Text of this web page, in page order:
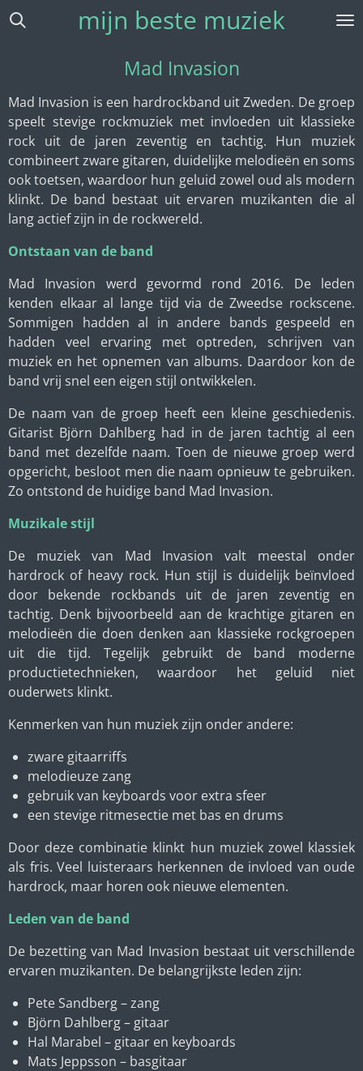
Ga
hoofdinhoud
mijn beste muziek
Mad Invasion
Mad Invasion is een hardrockband uit Zweden. De groep
speelt stevige rockmuziek met invloeden uit klassieke
rock uit de jaren zeventig en tachtig. Hun muziek
combineert zware gitaren, duidelijke melodieën en soms
ook toetsen, waardoor hun geluid zowel oud als modern
klinkt. De band bestaat uit ervaren muzikanten die al
lang actief zijn in de rockwereld.
Ontstaan van de band
Mad Invasion werd gevormd rond 2016. De leden
kenden elkaar al lange tijd via de Zweedse rockscene.
Sommigen hadden al in andere bands gespeeld en
hadden veel ervaring met optreden, schrijven van
muziek en het opnemen van albums. Daardoor kon de
band vrij snel een eigen stijl ontwikkelen.
De naam van de groep heeft een kleine geschiedenis.
Gitarist Björn Dahlberg had in de jaren tachtig al een
band met dezelfde naam. Toen de nieuwe groep werd
opgericht, besloot men die naam opnieuw te gebruiken.
Zo ontstond de huidige band Mad Invasion.
Muzikale stijl
De muziek van Mad Invasion valt meestal onder
hardrock of heavy rock. Hun stijl is duidelijk beïnvloed
door bekende rockbands uit de jaren zeventig en
tachtig. Denk bijvoorbeeld aan de krachtige gitaren en
melodieën die doen denken aan klassieke rockgroepen
uit die tijd. Tegelijk gebruikt de band moderne
productietechnieken, waardoor het geluid niet
ouderwets klinkt.
Kenmerken van hun muziek zijn onder andere:
zware gitaarriffs
melodieuze zang
gebruik van keyboards voor extra sfeer
een stevige ritmesectie met bas en drums
Door deze combinatie klinkt hun muziek zowel klassiek
als fris. Veel luisteraars herkennen de invloed van oude
hardrock, maar horen ook nieuwe elementen.
Leden van de band
De bezetting van Mad Invasion bestaat uit verschillende
ervaren muzikanten. De belangrijkste leden zijn:
Pete Sandberg – zang
Björn Dahlberg – gitaar
Hal Marabel – gitaar en keyboards
Mats Jeppsson – basgitaar